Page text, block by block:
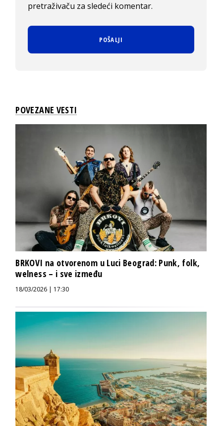
pretraživaču za sledeći komentar.
POVEZANE VESTI
BRKOVI na otvorenom u Luci Beograd: Punk, folk,
welness – i sve između
18/03/2026 | 17:30